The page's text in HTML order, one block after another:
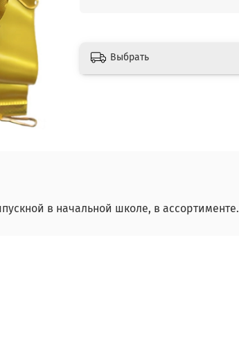
Выбрать
в начальной школе, в ассортименте.